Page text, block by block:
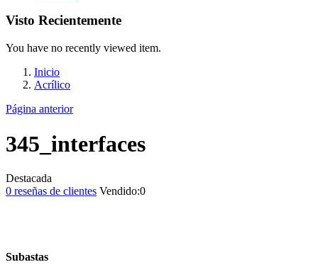
Visto Recientemente
You have no recently viewed item.
Inicio
Acrílico
Página anterior
345_interfaces
Destacada
0 reseñas de clientes Vendido:0
Subastas